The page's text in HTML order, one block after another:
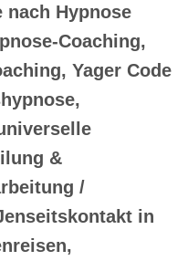
nach Hypnose
Coaching,
Yager Code
&
/
in